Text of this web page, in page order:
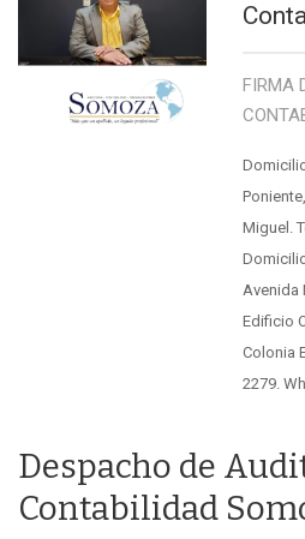
FIRMA
Miguel.
Avenida
Edificio
Colonia
2279.
Despacho de
Contabilidad